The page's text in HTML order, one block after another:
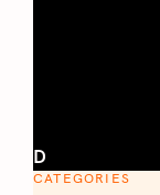
D
CATEGORIES